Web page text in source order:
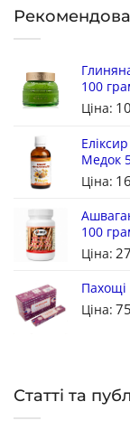
100
Ціна:
Медок
Ціна:
100
Ціна:
Ціна: 75
Статті та